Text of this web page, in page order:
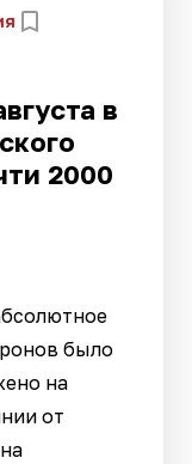
в
2000
было
на
от